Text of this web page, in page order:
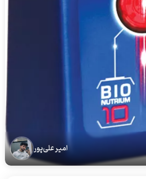
امیر علی‌پور